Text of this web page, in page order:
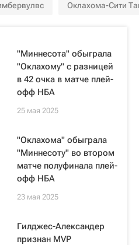
Оклахома-Сити
"Миннесота" обыграла
"Оклахому" с разницей
в 42 очка в матче плей-
офф НБА
25 мая 2025
"Оклахома" обыграла
"Миннесоту" во втором
матче полуфинала плей-
офф НБА
23 мая 2025
Гилджес-Александер
признан MVP